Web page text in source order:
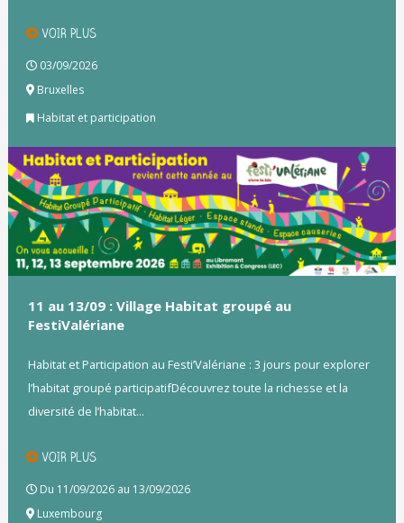
VOIR PLUS
03/09/2026
Bruxelles
Habitat et participation
11 au 13/09 : Village Habitat groupé au
FestiValériane
Habitat et Participation au Festi’Valériane : 3 jours pour explorer
l’habitat groupé participatifDécouvrez toute la richesse et la
diversité de l’habitat...
VOIR PLUS
Du 11/09/2026 au 13/09/2026
Luxembourg